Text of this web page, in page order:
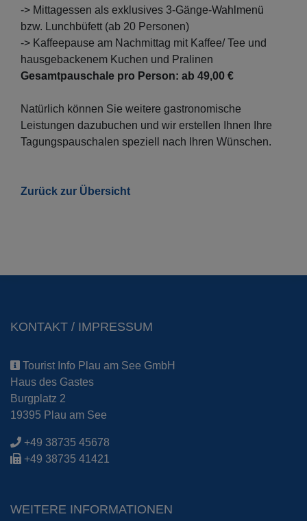
-> Mittagessen als exklusives 3-Gänge-Wahlmenü
bzw. Lunchbüfett (ab 20 Personen)
-> Kaffeepause am Nachmittag mit Kaffee/ Tee und
hausgebackenem Kuchen und Pralinen
Gesamtpauschale pro Person: ab 49,00 €
Natürlich können Sie weitere gastronomische
Leistungen dazubuchen und wir erstellen Ihnen Ihre
Tagungspauschalen speziell nach Ihren Wünschen.
Zurück zur Übersicht
KONTAKT / IMPRESSUM
Tourist Info Plau am See GmbH
Haus des Gastes
Burgplatz 2
19395 Plau am See
+49 38735 45678
+49 38735 41421
WEITERE INFORMATIONEN